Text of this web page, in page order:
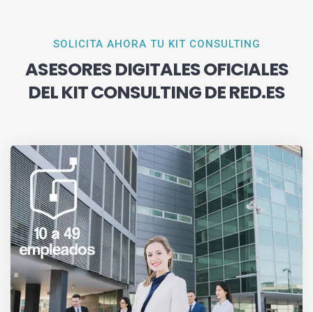
SOLICITA AHORA TU KIT CONSULTING
ASESORES DIGITALES OFICIALES
DEL KIT CONSULTING DE RED.ES